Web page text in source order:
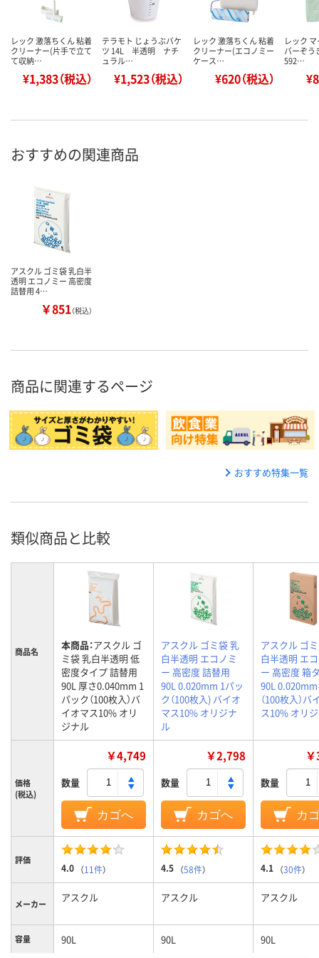
レック 激落ちくん 粘着
クリーナー(片手で立て
て収納…
¥1,383（税込）
テラモト じょうぶバケ
ツ 14L 半透明 ナチ
ュラル…
¥1,523（税込）
レック 激落ちくん 粘着
クリーナー(エコノミー
ケース…
¥620（税込）
レック
バーぞう
592…
おすすめの関連商品
アスクル ゴミ袋 乳白半
透明 エコノミー 高密度
詰替用 4…
￥851（税込）
商品に関連するページ
おすすめ特集一覧
類似商品と比較
商品名 本商品：アスクル ゴ
ミ袋 乳白半透明 低
密度タイプ 詰替用
90L 厚さ0.040mm 1
パック（100枚入）バ
イオマス10% オリ
ジナル
アスクル ゴミ袋 乳
白半透明 エコノミ
ー 高密度 詰替用
90L 0.020mm 1パッ
ク（100枚入) バイオ
マス10% オリジナ
ル
アスクル ゴ
白半透明 エ
ー 高密度 箱
90L
（100枚入）バ
ス10% オリ
価格
(税込)
￥4,749
数量
カゴへ
￥2,798
数量
カゴへ
数量
カ
評価
4.0 （11件） 4.5 （58件） 4.1 （30件）
メーカー アスクル アスクル アスクル
容量 90L 90L 90L